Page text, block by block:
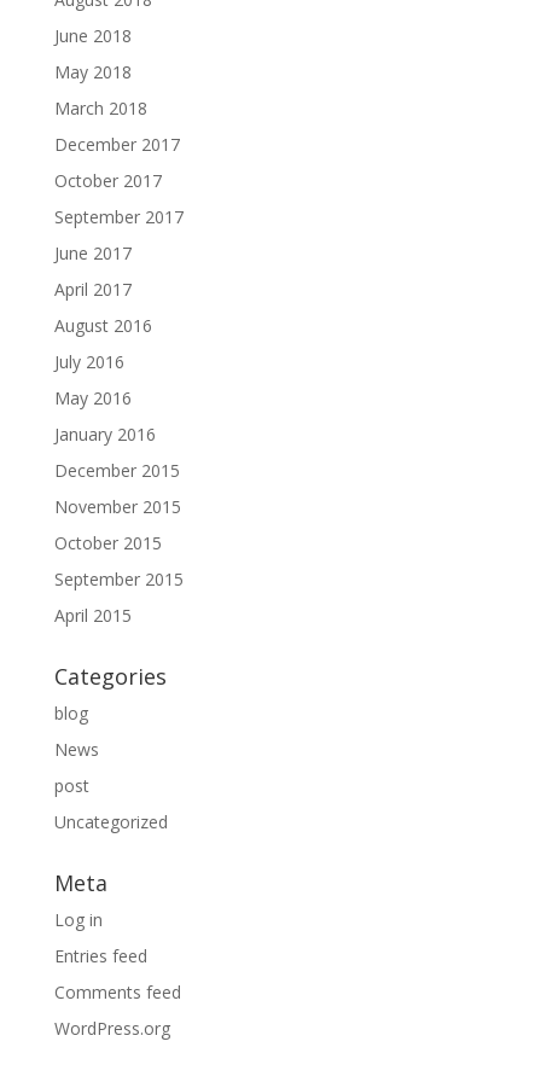
June 2018
May 2018
March 2018
December 2017
October 2017
September 2017
June 2017
April 2017
August 2016
July 2016
May 2016
January 2016
December 2015
November 2015
October 2015
September 2015
April 2015
Categories
blog
News
post
Uncategorized
Meta
Log in
Entries feed
Comments feed
WordPress.org